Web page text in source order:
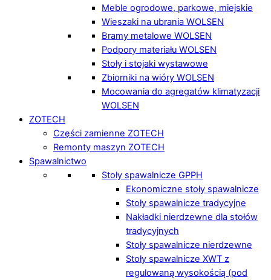
Meble ogrodowe, parkowe, miejskie
Wieszaki na ubrania WOLSEN
Bramy metalowe WOLSEN
Podpory materiału WOLSEN
Stoły i stojaki wystawowe
Zbiorniki na wióry WOLSEN
Mocowania do agregatów klimatyzacji
WOLSEN
ZOTECH
Części zamienne ZOTECH
Remonty maszyn ZOTECH
Spawalnictwo
Stoły spawalnicze GPPH
Ekonomiczne stoły spawalnicze
Stoły spawalnicze tradycyjne
Nakładki nierdzewne dla stołów
tradycyjnych
Stoły spawalnicze nierdzewne
Stoły spawalnicze XWT z
regulowaną wysokością (pod